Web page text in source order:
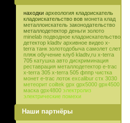
находки археология кладоискатель
кладоискательство вов монета клад
металлоискатель законодательство
металлодетектор деньги золото
minelab подводное кладоискательство
детектор kladtv архивное видео x-
terra танк золотодобыча самолет слет
пляж обучение клуб kladtv,ru x-terra
705 катушка авто дискриминация
реставрация металлодетектор e-trac
x-terra 305 x-terra 505 фппр чистка
монет e-trac лоток excalibur стх 3030
метеорит coiltek gpx gpx5000 gpx4500
маска gpx4800 электролиз
электрические помехи
Наши партнёры